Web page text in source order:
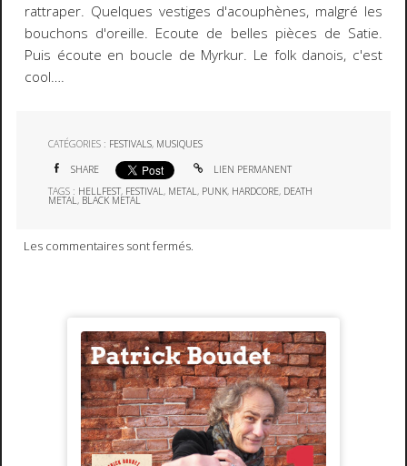
rattraper. Quelques vestiges d'acouphènes, malgré les
bouchons d'oreille. Ecoute de belles pièces de Satie.
Puis écoute en boucle de Myrkur. Le folk danois, c'est
cool….
CATÉGORIES : FESTIVALS, MUSIQUES
SHARE
LIEN PERMANENT
TAGS : HELLFEST, FESTIVAL, METAL, PUNK, HARDCORE, DEATH
METAL, BLACK METAL
Les commentaires sont fermés.